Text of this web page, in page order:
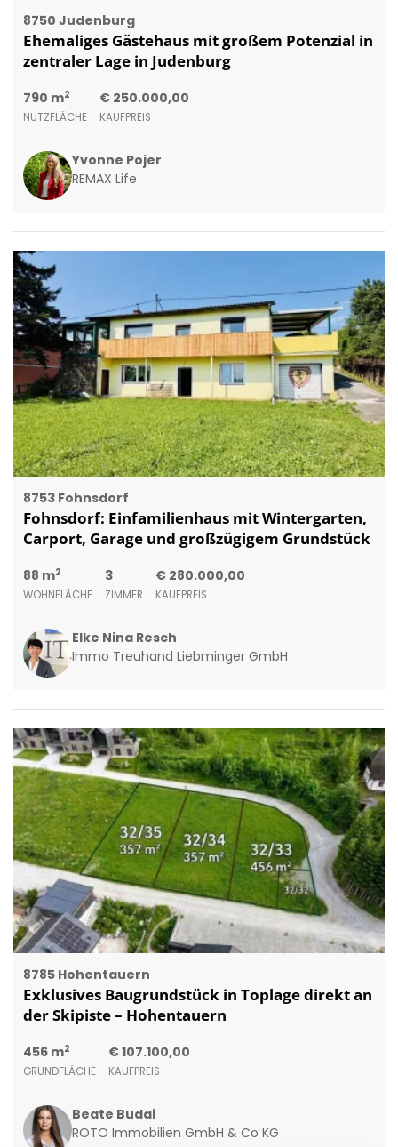
8750 Judenburg
Ehemaliges Gästehaus mit großem Potenzial in
zentraler Lage in Judenburg
790 m2
NUTZFLÄCHE
€ 250.000,00
KAUFPREIS
Yvonne Pojer
REMAX Life
8753 Fohnsdorf
Fohnsdorf: Einfamilienhaus mit Wintergarten,
Carport, Garage und großzügigem Grundstück
88 m2
WOHNFLÄCHE
3
ZIMMER
€ 280.000,00
KAUFPREIS
Elke Nina Resch
Immo Treuhand Liebminger GmbH
8785 Hohentauern
Exklusives Baugrundstück in Toplage direkt an
der Skipiste – Hohentauern
456 m2
GRUNDFLÄCHE
€ 107.100,00
KAUFPREIS
Beate Budai
ROTO Immobilien GmbH & Co KG